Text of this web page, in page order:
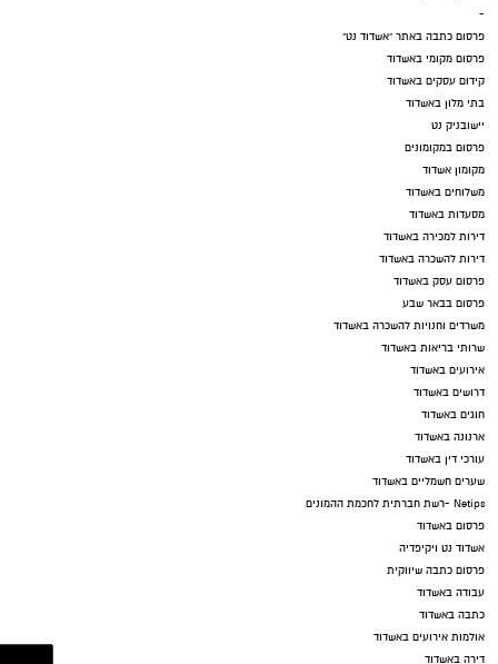
-
פרסום כתבה באתר "אשדוד נט"
פרסום מקומי באשדוד
קידום עסקים באשדוד
בתי מלון באשדוד
יישובניק נט
פרסום במקומונים
מקומון אשדוד
משלוחים באשדוד
מסעדות באשדוד
דירות למכירה באשדוד
דירות להשכרה באשדוד
פרסום עסק באשדוד
פרסום בבאר שבע
משרדים וחנויות להשכרה באשדוד
שרותי בריאות באשדוד
אירועים באשדוד
דרושים באשדוד
חוגים באשדוד
ארנונה באשדוד
עורכי דין באשדוד
שערים חשמליים באשדוד
Netips -רשת חברתית לחכמת ההמונים
פרסום באשדוד
אשדוד נט ויקיפדיה
פרסום כתבה שיווקית
עבודה באשדוד
כתבה באשדוד
אולמות אירועים באשדוד
דירה באשדוד